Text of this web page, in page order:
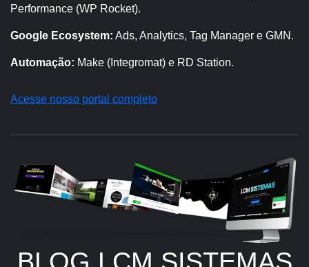
Performance (WP Rocket).
Google Ecosystem: Ads, Analytics, Tag Manager e GMN.
Automação: Make (Integromat) e RD Station.
Acesse nosso portal completo